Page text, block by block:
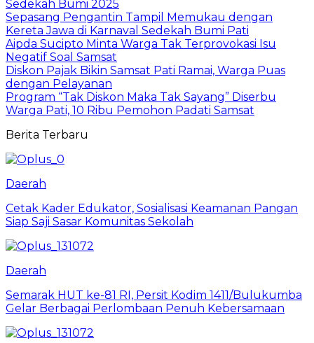
Sedekah Bumi 2025
Sepasang Pengantin Tampil Memukau dengan
Kereta Jawa di Karnaval Sedekah Bumi Pati
Aipda Sucipto Minta Warga Tak Terprovokasi Isu
Negatif Soal Samsat
Diskon Pajak Bikin Samsat Pati Ramai, Warga Puas
dengan Pelayanan
Program “Tak Diskon Maka Tak Sayang” Diserbu
Warga Pati, 10 Ribu Pemohon Padati Samsat
Berita Terbaru
Daerah
Cetak Kader Edukator, Sosialisasi Keamanan Pangan
Siap Saji Sasar Komunitas Sekolah
Daerah
Semarak HUT ke-81 RI, Persit Kodim 1411/Bulukumba
Gelar Berbagai Perlombaan Penuh Kebersamaan